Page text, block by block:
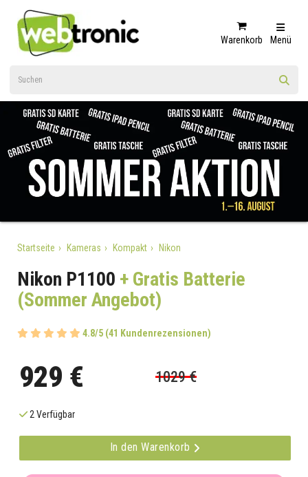
Warenkorb Menü
Startseite Kameras Kompakt Nikon
Nikon P1100 + Gratis Batterie
(Sommer Angebot)
4.8/5 (41 Kundenrezensionen)
929 € 1029 €
2 Verfügbar
In den Warenkorb